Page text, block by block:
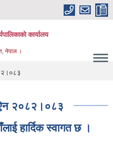
कार्यालय
नेपाल ।
ऐन २०८२।०८३
हार्दिक स्वागत छ ।